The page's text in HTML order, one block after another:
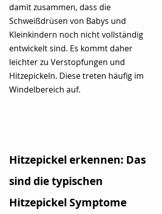
damit zusammen, dass die
Schweißdrüsen von Babys und
Kleinkindern noch nicht vollständig
entwickelt sind. Es kommt daher
leichter zu Verstopfungen und
Hitzepickeln. Diese treten häufig im
Windelbereich auf.
Hitzepickel erkennen: Das
sind die typischen
Hitzepickel Symptome